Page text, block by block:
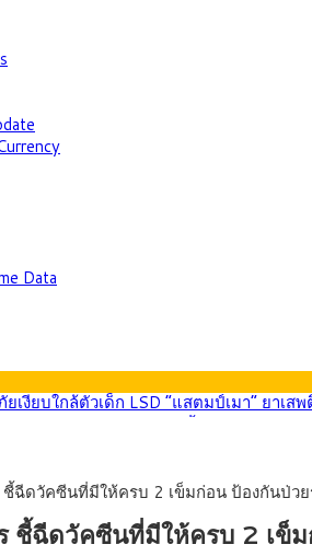
Data
รุงศรี คาดเงินบาทสัปดาห์นี้ (27–31 ก.ค.
ศรี คาดเงินบาทสัปดาห์นี้ซื้อขายในกรอบ
กนิติ” เปิดเครื่องยนต์เศรษฐกิจใหม่ของไทย
ภัยเงียบใกล้ตัวเด็ก LSD “แสตมป์เมา” ยาเ
ฉีดวัคซีนที่มีให้ครบ 2 เข็มก่อน ป้องกันป่วย
ชี้ฉีดวัคซีนที่มีให้ครบ 2 เข็